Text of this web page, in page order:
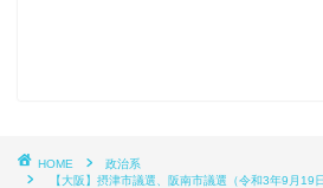
HOME
政治系
【大阪】摂津市議選、阪南市議選（令和3年9月19